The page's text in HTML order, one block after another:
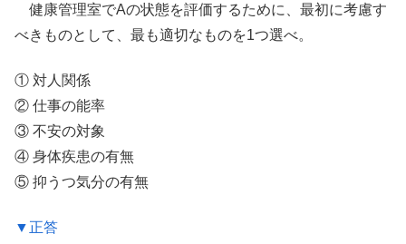
健康管理室でAの状態を評価するために、最初に考慮す
べきものとして、最も適切なものを1つ選べ。
① 対人関係
② 仕事の能率
③ 不安の対象
④ 身体疾患の有無
⑤ 抑うつ気分の有無
▼正答